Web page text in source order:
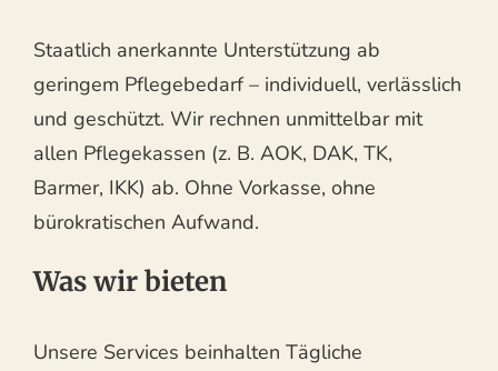
Staatlich anerkannte Unterstützung ab
geringem Pflegebedarf – individuell, verlässlich
und geschützt. Wir rechnen unmittelbar mit
allen Pflegekassen (z. B. AOK, DAK, TK,
Barmer, IKK) ab. Ohne Vorkasse, ohne
bürokratischen Aufwand.
Was wir bieten
Unsere Services beinhalten Tägliche